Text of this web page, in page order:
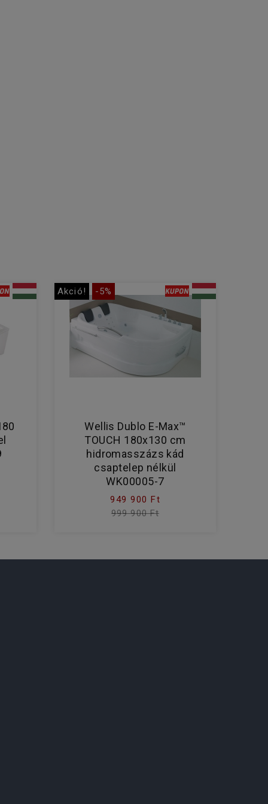
Akció! -5%
Wellis Dublo E-Max™
TOUCH 180x130 cm
hidromasszázs kád
csaptelep nélkül
WK00005-7
949 900 Ft
999 900 Ft